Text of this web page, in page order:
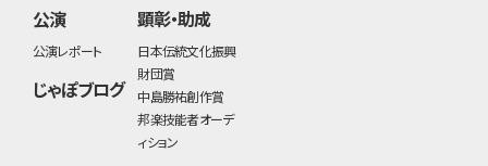
公演
公演レポート
じゃぽブログ
顕彰・助成
日本伝統文化振興
財団賞
中島勝祐創作賞
邦楽技能者オーデ
ィション